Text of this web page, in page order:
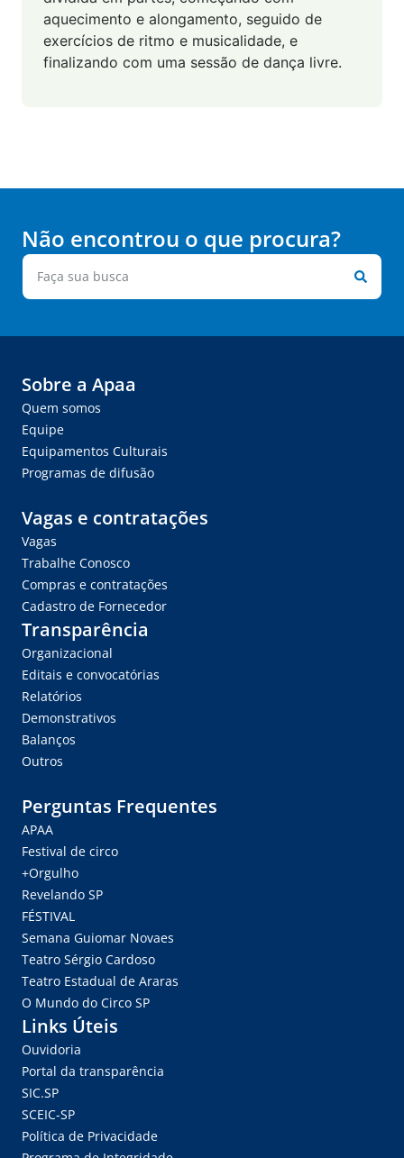
aquecimento e alongamento, seguido de
exercícios de ritmo e musicalidade, e
finalizando com uma sessão de dança livre.
Não encontrou o que procura?
Sobre a Apaa
Quem somos
Equipe
Equipamentos Culturais
Programas de difusão
Vagas e contratações
Vagas
Trabalhe Conosco
Compras e contratações
Cadastro de Fornecedor
Transparência
Organizacional
Editais e convocatórias
Relatórios
Demonstrativos
Balanços
Outros
Perguntas Frequentes
APAA
Festival de circo
+Orgulho
Revelando SP
FÉSTIVAL
Semana Guiomar Novaes
Teatro Sérgio Cardoso
Teatro Estadual de Araras
O Mundo do Circo SP
Links Úteis
Ouvidoria
Portal da transparência
SIC.SP
SCEIC-SP
Política de Privacidade